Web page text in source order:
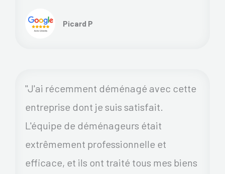
Picard P
"J'ai récemment déménagé avec cette
entreprise dont je suis satisfait.
L'équipe de déménageurs était
extrêmement professionnelle et
efficace, et ils ont traité tous mes biens